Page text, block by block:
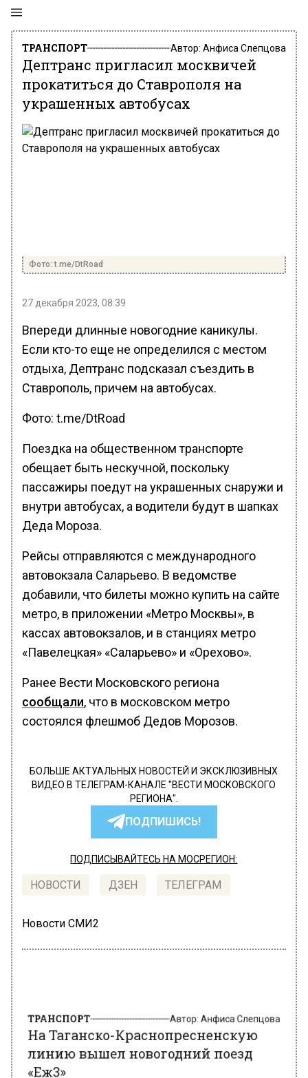
ТРАНСПОРТ Автор: Анфиса Слепцова
Дептранс пригласил москвичей
прокатиться до Ставрополя на
украшенных автобусах
Фото: t.me/DtRoad
27 декабря 2023, 08:39
Впереди длинные новогодние каникулы.
Если кто-то еще не определился с местом
отдыха, Дептранс подсказал съездить в
Ставрополь, причем на автобусах.
Фото: t.me/DtRoad
Поездка на общественном транспорте
обещает быть нескучной, поскольку
пассажиры поедут на украшенных снаружи и
внутри автобусах, а водители будут в шапках
Деда Мороза.
Рейсы отправляются с международного
автовокзала Саларьево. В ведомстве
добавили, что билеты можно купить на сайте
метро, в приложении «Метро Москвы», в
кассах автовокзалов, и в станциях метро
«Павелецкая» «Саларьево» и «Орехово».
Ранее Вести Московского региона
сообщали, что в московском метро
состоялся флешмоб Дедов Морозов.
БОЛЬШЕ АКТУАЛЬНЫХ НОВОСТЕЙ И ЭКСКЛЮЗИВНЫХ
ВИДЕО В ТЕЛЕГРАМ-КАНАЛЕ "ВЕСТИ МОСКОВСКОГО
РЕГИОНА".
ПОДПИШИСЬ!
ПОДПИСЫВАЙТЕСЬ НА МОСРЕГИОН:
НОВОСТИ ДЗЕН ТЕЛЕГРАМ
Новости СМИ2
На Таганско-Краснопресненскую
линию вышел новогодний поезд
«Еж3»